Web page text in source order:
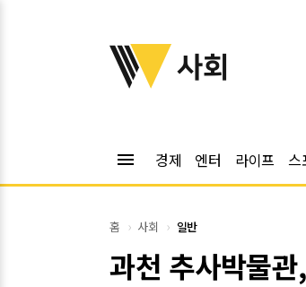
위키트리
사회
menu 경제 엔터 라이프 스
홈 사회 일반
과천 추사박물